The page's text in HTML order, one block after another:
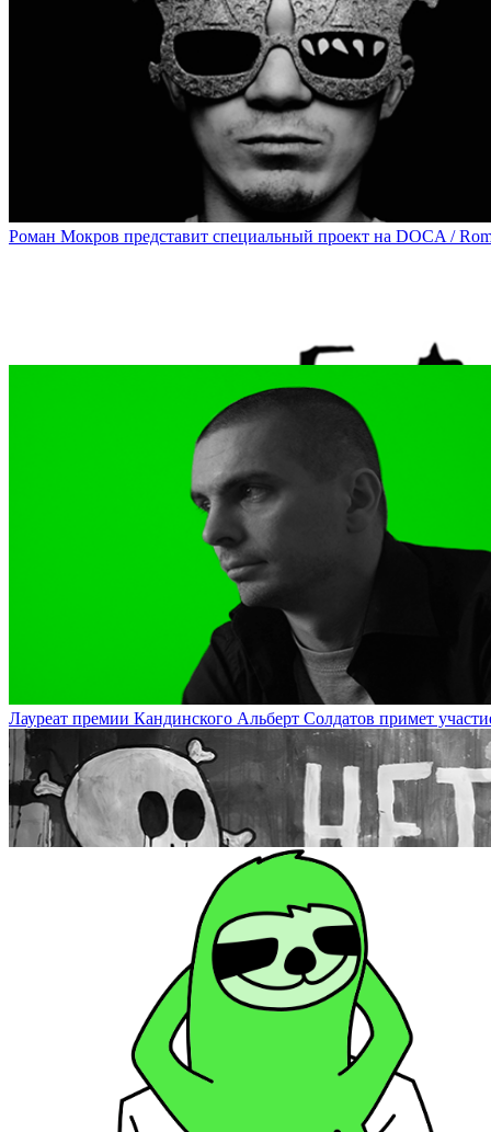
На DOCA состоится моноспектакль Ксении Деменковой с
Poetical Show with PoemaTheatre Performance and Clothes by
Роман Мокров представит специальный проект на DOCA /
На DOCA будут показаны документации проектов арт-
Лауреат премии Кандинского Альберт Солдатов примет
Известный художник Валерий Чтак представит экспозицию